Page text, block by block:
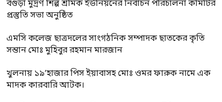
বগুড়া মুদ্রণ শিল্প শ্রমিক ইউনিয়নের নির্বাচন পরিচালনা কমিটির
প্রস্তুতি সভা অনুষ্ঠিত
এমসি কলেজ ছাত্রদলের সাংগঠনিক সম্পাদক ছাতকের কৃতি
সন্তান মোঃ মুহিবুর রহমান মারজান
খুলনায় ১৯’হাজার পিস ইয়াবাসহ মোঃ ওমর ফারুক নামে এক
মাদক কারবারি আটক।